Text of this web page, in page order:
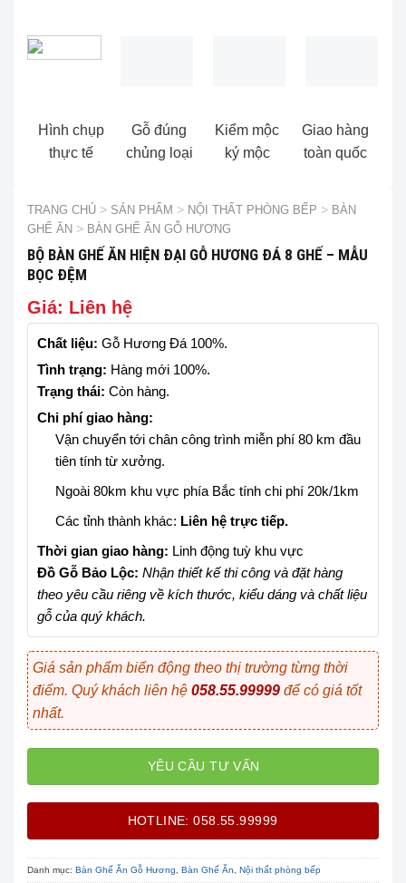
Hình chụp
thực tế
Gỗ đúng
chủng loại
Kiểm mộc
ký mộc
Giao hàng
toàn quốc
TRANG CHỦ > SẢN PHẨM > NỘI THẤT PHÒNG BẾP > BÀN
GHẾ ĂN > BÀN GHẾ ĂN GỖ HƯƠNG
BỘ BÀN GHẾ ĂN HIỆN ĐẠI GỖ HƯƠNG ĐÁ 8 GHẾ – MẪU
BỌC ĐỆM
Giá: Liên hệ
Chất liệu: Gỗ Hương Đá 100%.
Tình trạng: Hàng mới 100%.
Trạng thái: Còn hàng.
Chi phí giao hàng:
Vận chuyển tới chân công trình miễn phí 80 km đầu
tiên tính từ xưởng.
Ngoài 80km khu vực phía Bắc tính chi phí 20k/1km
Các tỉnh thành khác: Liên hệ trực tiếp.
Thời gian giao hàng: Linh động tuỳ khu vực
Đồ Gỗ Bảo Lộc: Nhận thiết kế thi công và đặt hàng
theo yêu cầu riêng về kích thước, kiểu dáng và chất liệu
gỗ của quý khách.
Giá sản phẩm biến động theo thị trường từng thời
điểm. Quý khách liên hệ 058.55.99999 để có giá tốt
nhất.
YÊU CẦU TƯ VẤN
HOTLINE: 058.55.99999
Danh mục: Bàn Ghế Ăn Gỗ Hương Bàn Ghế Ăn Nội thất phòng bếp